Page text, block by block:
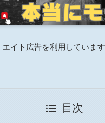
エイト広告を利用しています
目次